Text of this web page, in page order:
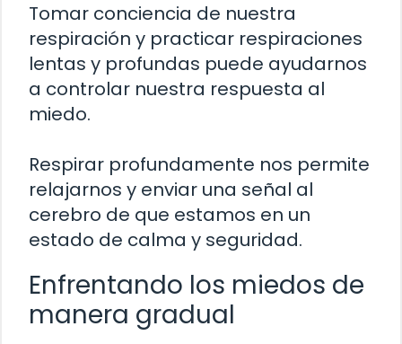
Tomar conciencia de nuestra
respiración y practicar respiraciones
lentas y profundas puede ayudarnos
a controlar nuestra respuesta al
miedo.
Respirar profundamente nos permite
relajarnos y enviar una señal al
cerebro de que estamos en un
estado de calma y seguridad.
Enfrentando los miedos de
manera gradual